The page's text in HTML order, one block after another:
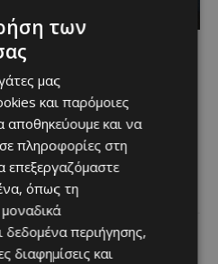
ΜΈΝΟΥΜΕ ΚΎΠΡΟ
Βραδινή πεζοπορία στον
Μαχαιρά με τον σκύλο
σου και θέα τις Περσείδες
Αν αγαπάς τις βόλτες στη φύση
και δεν αποχωρίζεσαι ποτέ τον
τετράποδο φίλο σου, τότε αυτή
η εμπειρία...
των
μας
και παρόμοιες
αποθηκεύουμε και να
πληροφορίες στη
επεξεργαζόμαστε
όπως τη
δεδομένα περιήγησης,
διαφημίσεις και